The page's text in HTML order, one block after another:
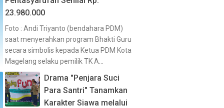
23.980.000
Foto : Andi Triyanto (bendahara PDM)
saat menyerahkan program Bhakti Guru
secara simbolis kepada Ketua PDM Kota
Magelang selaku pemilik TK A...
Drama "Penjara Suci
Para Santri" Tanamkan
Karakter Siawa melalui